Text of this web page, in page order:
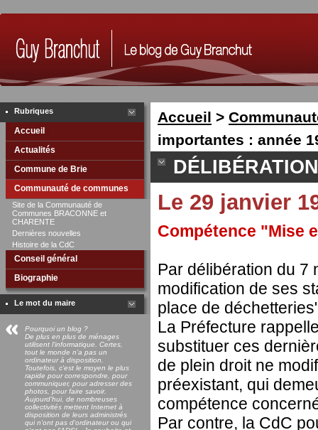
Rubriques
Accueil
Actualités
Commune de Brie
Communauté de communes
Site de la Communauté de
Communes BRACONNE et
CHARENTE
Dernières nouvelles
Histoire de la CdC
Conseil général
Biographie
Le mot du maire
Pourquoi un blog ?
De plus en plus de ménages
utilisent l'informatique. Certes,
tout le monde n'a pas un
ordinateur à disposition.
Toutefois, c'est le moyen le plus
rapide pour correspondre, pour
communiquer, pour adresser des
photos, pour faire savoir.
Aujourd'hui, de nombreuses
collectivités mettent Internet à
disposition de leurs administrés
qui n'ont pas d'ordinateur ou qui
Accueil >
importantes : année
Le 29 janvier
Compétence "Mise
Par délibération du 7
modification de ses
place de
La Préfecture
substituer ces
de plein droit ne
préexistant, qui
compétence
Par contre, la CdC